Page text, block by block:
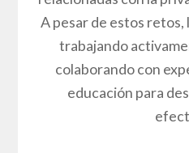
A pesar de estos
trabajando
colaborando con
educación para